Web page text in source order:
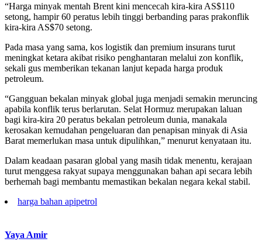
“Harga minyak mentah Brent kini mencecah kira-kira AS$110
setong, hampir 60 peratus lebih tinggi berbanding paras prakonflik
kira-kira AS$70 setong.
Pada masa yang sama, kos logistik dan premium insurans turut
meningkat ketara akibat risiko penghantaran melalui zon konflik,
sekali gus memberikan tekanan lanjut kepada harga produk
petroleum.
“Gangguan bekalan minyak global juga menjadi semakin meruncing
apabila konflik terus berlarutan. Selat Hormuz merupakan laluan
bagi kira-kira 20 peratus bekalan petroleum dunia, manakala
kerosakan kemudahan pengeluaran dan penapisan minyak di Asia
Barat memerlukan masa untuk dipulihkan,” menurut kenyataan itu.
Dalam keadaan pasaran global yang masih tidak menentu, kerajaan
turut menggesa rakyat supaya menggunakan bahan api secara lebih
berhemah bagi membantu memastikan bekalan negara kekal stabil.
harga bahan apipetrol
Yaya Amir